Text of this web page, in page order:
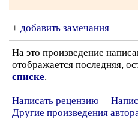
+ добавить замечания
На это произведение
отображается последняя,
списке.
Написать рецензию
Другие произведения